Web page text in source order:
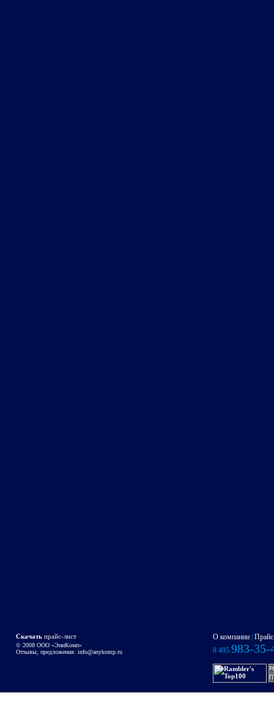
Скачать прайс-лист О компании
© 2008 OOO «ЭниКомп»
Отзывы, предложения: info@anykomp.ru 8 495 983-35-